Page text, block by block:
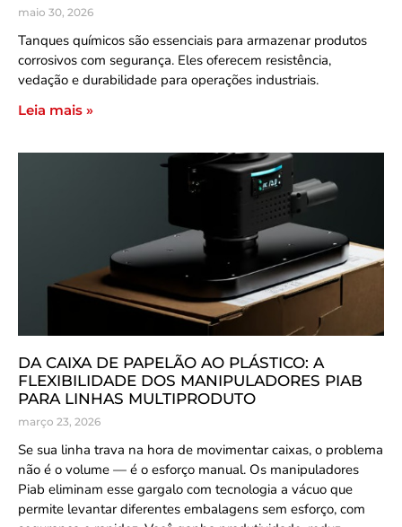
maio 30, 2026
Tanques químicos são essenciais para armazenar produtos
corrosivos com segurança. Eles oferecem resistência,
vedação e durabilidade para operações industriais.
Leia mais »
DA CAIXA DE PAPELÃO AO PLÁSTICO: A
FLEXIBILIDADE DOS MANIPULADORES PIAB
PARA LINHAS MULTIPRODUTO
março 23, 2026
Se sua linha trava na hora de movimentar caixas, o problema
não é o volume — é o esforço manual. Os manipuladores
Piab eliminam esse gargalo com tecnologia a vácuo que
permite levantar diferentes embalagens sem esforço, com